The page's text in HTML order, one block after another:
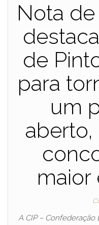
Nota de
de
para
um
maior
A CIP –